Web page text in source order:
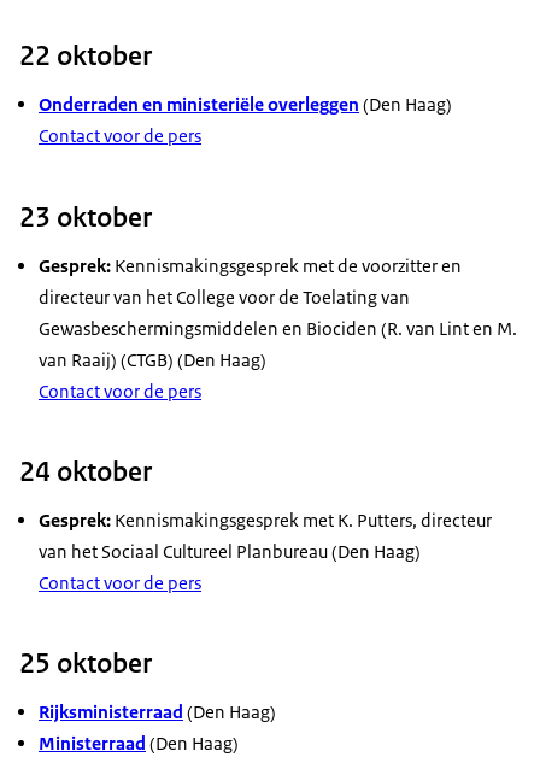
22 oktober
Onderraden en ministeriële overleggen (Den Haag)
Contact voor de pers
23 oktober
Gesprek: Kennismakingsgesprek met de voorzitter en
directeur van het College voor de Toelating van
Gewasbeschermingsmiddelen en Biociden (R. van Lint en M.
van Raaij) (CTGB) (Den Haag)
Contact voor de pers
24 oktober
Gesprek: Kennismakingsgesprek met K. Putters, directeur
van het Sociaal Cultureel Planbureau (Den Haag)
Contact voor de pers
25 oktober
Rijksministerraad (Den Haag)
Ministerraad (Den Haag)